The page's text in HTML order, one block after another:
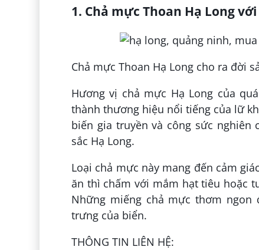
1. Chả mực Thoan Hạ Long
Chả mực Thoan Hạ Long cho ra đời
Hương vị chả mực Hạ Long của
thành thương hiệu nổi tiếng của lữ
biến gia truyền và công sức
sắc Hạ Long.
Loại chả mực này mang đến cảm
ăn thì chấm với mắm hạt tiêu hoặc
Những miếng chả mực thơm
trưng của biển.
THÔNG TIN LIÊN HỆ: